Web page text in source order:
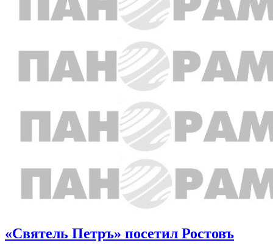
«Святель Петръ» посетил Ростовъ